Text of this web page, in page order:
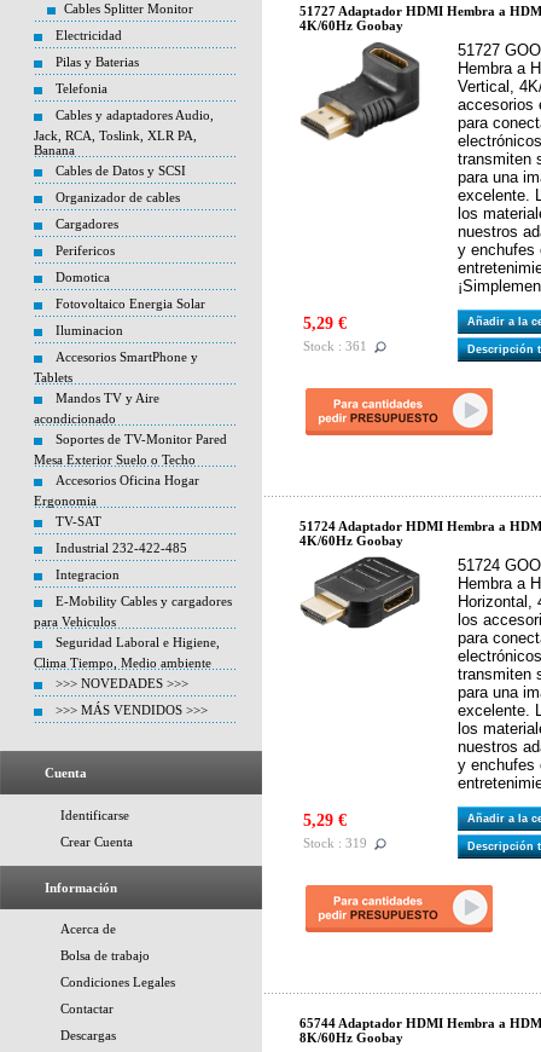
Cables Splitter Monitor
Electricidad
Pilas y Baterias
Telefonia
Cables y adaptadores Audio,
Jack, RCA, Toslink, XLR PA,
Banana
Cables de Datos y SCSI
Organizador de cables
Cargadores
Perifericos
Domotica
Fotovoltaico Energia Solar
Iluminacion
Accesorios SmartPhone y
Tablets
Mandos TV y Aire
acondicionado
Soportes de TV-Monitor Pared
Mesa Exterior Suelo o Techo
Accesorios Oficina Hogar
Ergonomia
TV-SAT
Industrial 232-422-485
Integracion
E-Mobility Cables y cargadores
para Vehiculos
Seguridad Laboral e Higiene,
Clima Tiempo, Medio ambiente
>>> NOVEDADES >>>
>>> MÁS VENDIDOS >>>
Cuenta
Identificarse
Crear Cuenta
Información
Acerca de
Bolsa de trabajo
Condiciones Legales
Contactar
Descargas
51727 Adaptador HDMI Hembra a
4K/60Hz Goobay
51727
Hembra a
Vertical,
accesorios
para
transmiten
para una
excelente.
los
nuestros
y enchufes
5,29 €
Stock : 361
Añadir a la
Descripción
51724 Adaptador HDMI Hembra a
4K/60Hz Goobay
51724
Hembra a
Horizontal,
los
para
transmiten
para una
excelente.
los
nuestros
y enchufes
5,29 €
Stock : 319
Añadir a la
Descripción
65744 Adaptador HDMI Hembra a
8K/60Hz Goobay